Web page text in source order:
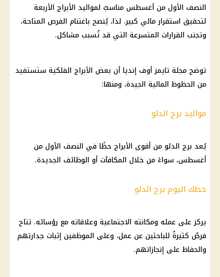
النصف الأول من أغسطس مناسبٌ لمواليد الأبراج الأربعة
لتحقيق استقرار مالي كبير. لذا، يُنصح باغتنام الفرص المتاحة،
وتجنب القرارات المتسرعة التي قد تُسبب مشاكل.
توضح مجلة تايمز أوف إنديا أن بعض الأبراج الفلكية ستستفيد
من الحظوظ المالية الجيدة، ومنها:
مواليد برج الدلو
يُعد برج الدلو من أقوى الأبراج حظًا في النصف الأول من
أغسطس، سواءً من خلال المكافآت أو الوظائف الجديدة.
حظك اليوم برج الدلو
يركز على عمله ومكانته الاجتماعية وعلاقاته مع رؤسائه. تتاح
فرصٌ كثيرةٌ للباحثين عن عمل، وعلى الموظفين إثبات جدارتهم
والحفاظ على إنجازاتهم.